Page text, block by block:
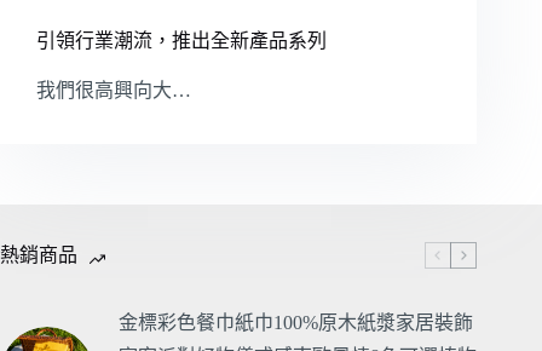
引領行業潮流，推出全新產品系列
我們很高興向大…
熱銷商品
金標彩色餐巾紙巾100%原木紙漿家居裝飾